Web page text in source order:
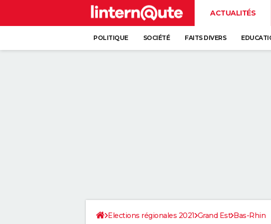
ACTUALITÉS
POLITIQUE SOCIÉTÉ FAITS DIVERS
Elections régionales 2021 Grand Est Bas-Rhin